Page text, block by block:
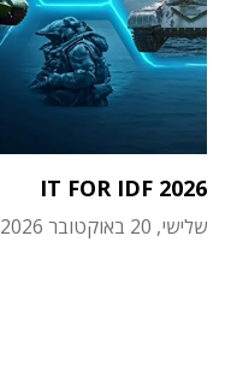
IT FOR IDF 2026
שלישי, 20 באוקטובר 2026